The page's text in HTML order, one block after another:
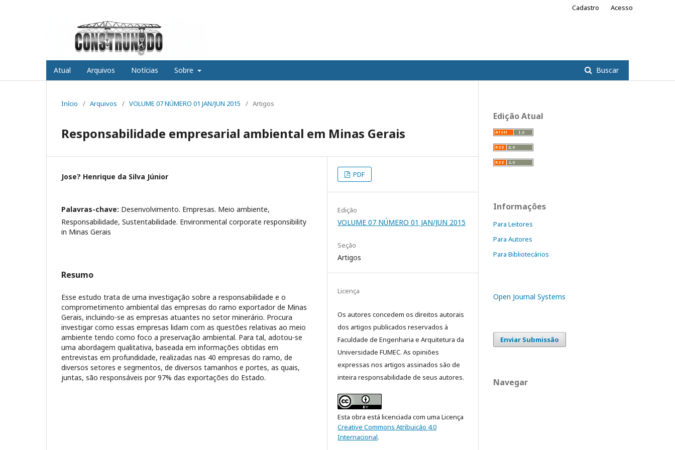
Atual Arquivos Notícias Sobre Buscar
Cadastro Acesso
Início / Arquivos / VOLUME 07 NÚMERO 01 JAN/JUN 2015 / Artigos
Responsabilidade empresarial ambiental em Minas Gerais
Jose? Henrique da Silva Júnior
Palavras-chave: Desenvolvimento. Empresas. Meio ambiente,
Responsabilidade, Sustentabilidade. Environmental corporate responsibility
in Minas Gerais
Resumo
Esse estudo trata de uma investigação sobre a responsabilidade e o
comprometimento ambiental das empresas do ramo exportador de Minas
Gerais, incluindo-se as empresas atuantes no setor minerário. Procura
investigar como essas empresas lidam com as questões relativas ao meio
ambiente tendo como foco a preservação ambiental. Para tal, adotou-se
uma abordagem qualitativa, baseada em informações obtidas em
entrevistas em profundidade, realizadas nas 40 empresas do ramo, de
diversos setores e segmentos, de diversos tamanhos e portes, as quais,
juntas, são responsáveis por 97% das exportações do Estado.
PDF
Edição
VOLUME 07 NÚMERO 01 JAN/JUN 2015
Seção
Artigos
Licença
Os autores concedem os direitos autorais
dos artigos publicados reservados à
Faculdade de Engenharia e Arquitetura da
Universidade FUMEC. As opiniões
expressas nos artigos assinados são de
inteira responsabilidade de seus autores.
Esta obra está licenciada com uma Licença
Creative Commons Atribuição 4.0
Internacional.
Edição Atual
Informações
Para Leitores
Para Autores
Para Bibliotecários
Open Journal Systems
Enviar Submissão
Navegar